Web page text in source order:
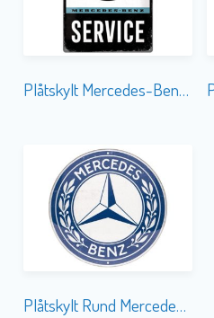
Plåtskylt Mercedes-Benz Service 30×40
Plåtskylt Rund Mercedes-Benz Logo 35 cm